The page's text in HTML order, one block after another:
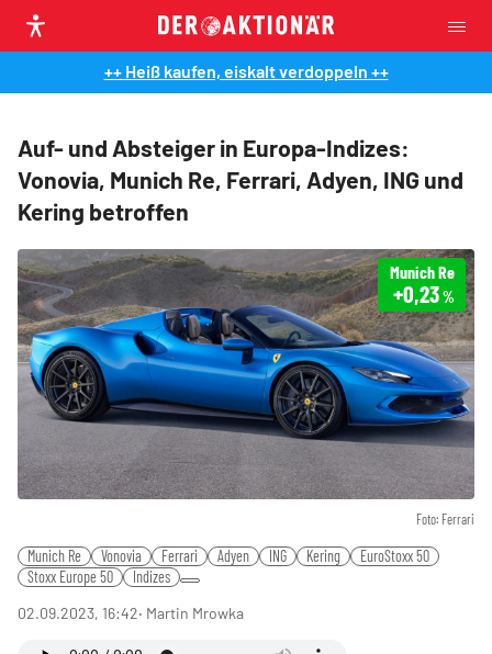
++ Heiß kaufen, eiskalt verdoppeln ++
Auf- und Absteiger in Europa-Indizes:
Vonovia, Munich Re, Ferrari, Adyen, ING und
Kering betroffen
Foto: Ferrari
Munich Re
+0,23%
Munich Re Vonovia Ferrari Adyen ING Kering
EuroStoxx 50
Stoxx Europe 50
Indizes
02.09.2023, 16:42‧ Martin Mrowka